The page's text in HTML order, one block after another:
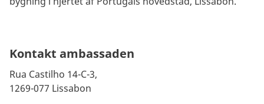
Kontakt ambassaden
Rua Castilho 14-C-3,
1269-077 Lissabon